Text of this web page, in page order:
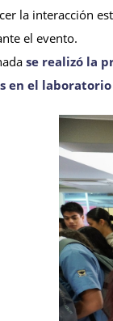
la interacción
el evento.
se realizó la
en el